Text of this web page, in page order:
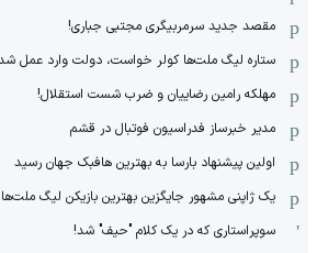
مقصد جدید سرمربیگری مجتبی جباری!
ستاره لیگ ملت‌ها کولر خواست، دولت وارد عمل
مهلکه رامین رضاییان و ضرب شست استقلال!
مدیر خبرساز فدراسیون فوتبال در قشم
اولین پیشنهاد بارسا به بهترین هافبک جهان رسید
یک ژاپنی مشهور جایگزین بهترین بازیکن لیگ ملت‌ها
سوپراستاری که در یک کلام "حیف" شد!